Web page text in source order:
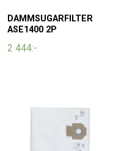
DAMMSUGARFILTER
ASE1400 2P
2 444:-